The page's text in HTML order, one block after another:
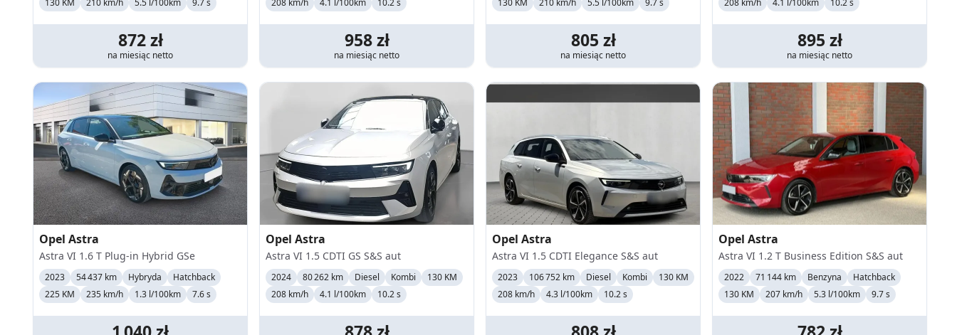
130 KM
210 km/h 5.5 l/100km 9.7 s
872zł
na miesiąc netto
208 km/h 4.1 l/100km 10.2 s
958zł
na miesiąc netto
130 KM
210 km/h 5.5 l/100km 9.7 s
805 zł
na miesiąc netto
208 km/h 4.1 l/100km 10.2 s
895 zł
na miesiąc netto
Opel Astra
Astra VI 1.6 T Plug-in Hybrid GSe
2023 54 437 km Hybryda
Hatchback
225 KM
235 km/h 1.3 l/100km 7.6 s
Opel Astra
Astra VI 1.5 CDTI GS S&S aut
2024 80 262 km Diesel Kombi
130 KM
208 km/h 4.1 l/100km 10.2 s
Opel Astra
Astra VI 1.5 CDTI Elegance S&S aut
2023 106 752 km Diesel Kombi
130 KM
208 km/h 4.3 l/100km 10.2 s
Opel Astra
Astra VI 1.2 T Business Edition S&S aut
2022 71 144 km Benzyna
Hatchback
130 KM
207 km/h 5.3 l/100km 9.7 s